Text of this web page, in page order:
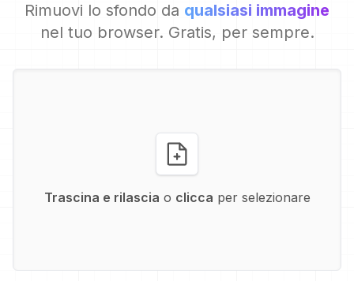
Rimuovi lo sfondo da qualsiasi immagine
nel tuo browser. Gratis, per sempre.
Trascina e rilascia o clicca per selezionare